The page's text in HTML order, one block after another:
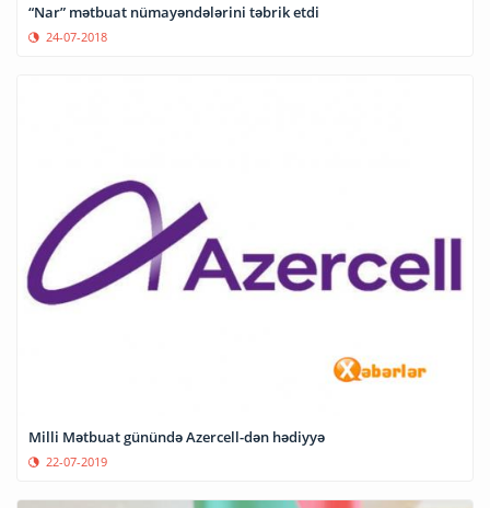
“Nar” mətbuat nümayəndələrini təbrik etdi
24-07-2018
Milli Mətbuat günündə Azercell-dən hədiyyə
22-07-2019